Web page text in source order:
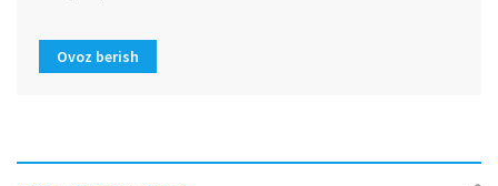
Ovoz berish